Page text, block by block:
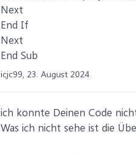
Next
End If
Next
End Sub
icjc99, 23. August 2024
ich konnte Deinen Code
Was ich nicht sehe ist die